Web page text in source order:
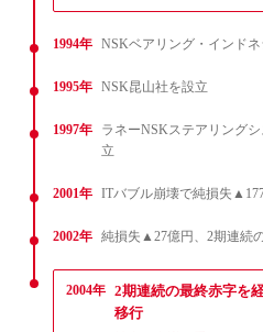
1994年 NSKベアリング・インド
1995年 NSK昆山社を設立
1997年
ラネーNSKステアリング
立
2001年 ITバブル崩壊で純損失
2002年 純損失▲27億円、2期連続
2004年 2期連続の最終赤字を
移行